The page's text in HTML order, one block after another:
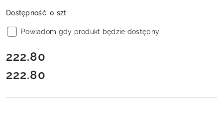
Dostępność:0 szt
Powiadom gdy produkt będzie dostępny
cena:
222.80
Cena:
222.80